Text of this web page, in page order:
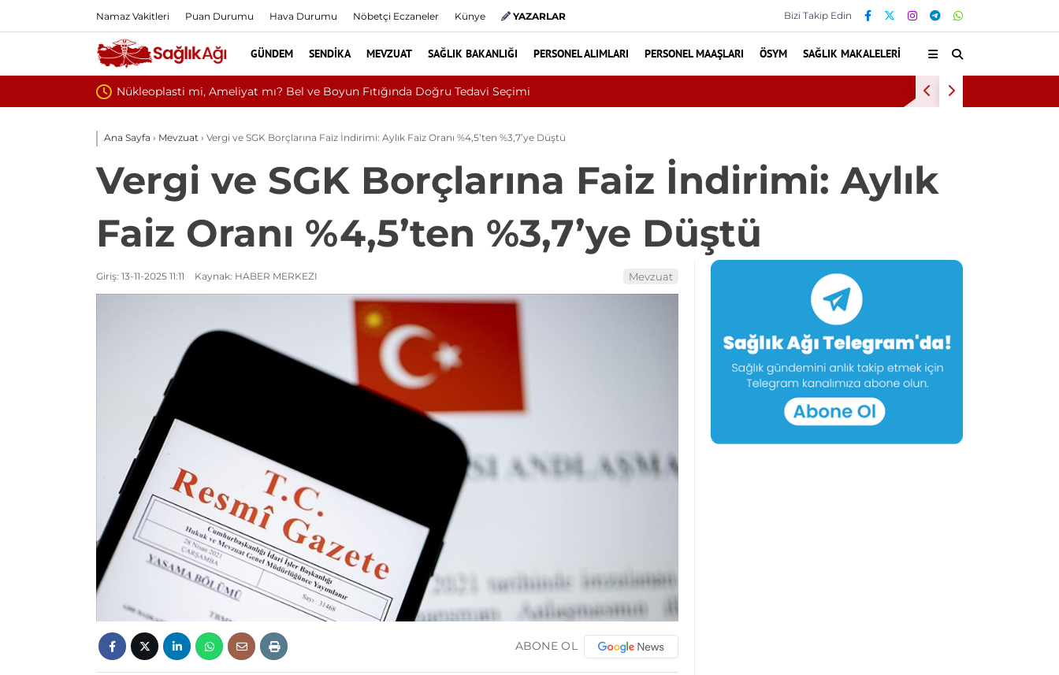
Namaz Vakitleri Puan Durumu Hava Durumu Nöbetçi Eczaneler Künye YAZARLAR Bizi Takip Edin
GÜNDEM SENDIKA MEVZUAT SAĞLIK BAKANLIĞI PERSONEL ALIMLARI PERSONEL MAAŞLARI ÖSYM SAĞLIK MAKALELERI
Kültür ve Turizm Bakanlığı Uludağ Alan Başkanlığı 11 Sürekli İşçi Alımı Duyuruldu
Ana Sayfa › Mevzuat › Vergi ve SGK Borçlarına Faiz İndirimi: Aylık Faiz Oranı %4,5’ten %3,7’ye Düştü
Vergi ve SGK Borçlarına Faiz İndirimi: Aylık
Faiz Oranı %4,5’ten %3,7’ye Düştü
Giriş: 13-11-2025 11:11 Kaynak: HABER MERKEZI Mevzuat
ABONE OL